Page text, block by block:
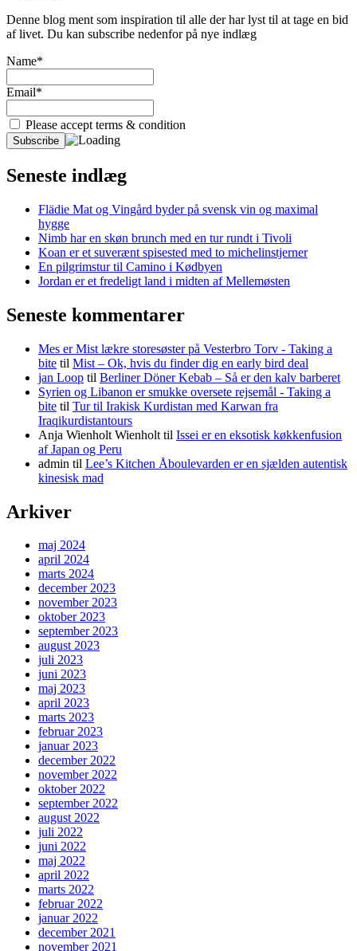
Denne blog ment som inspiration til alle der har lyst til at tage en bid
af livet. Du kan subscribe nedenfor på nye indlæg
Name*
Email*
Please accept terms & condition
Seneste indlæg
Flädie Mat og Vingård byder på svensk vin og maximal
hygge
Nimb har en skøn brunch med en tur rundt i Tivoli
Koan er et suverænt spisested med to michelinstjerner
En pilgrimstur til Camino i Kødbyen
Jordan er et fredeligt land i midten af Mellemøsten
Seneste kommentarer
Mes er Mist lækre storesøster på Vesterbro Torv - Taking a
bite til Mist – Ok, hvis du finder dig en early bird deal
jan Loop til Berliner Döner Kebab – Så er den kalv barberet
Syrien og Libanon er smukke oversete rejsemål - Taking a
bite til Tur til Irakisk Kurdistan med Karwan fra
Iraqikurdistantours
Anja Wienholt Wienholt til Issei er en eksotisk køkkenfusion
af Japan og Peru
admin til Lee’s Kitchen Åboulevarden er en sjælden autentisk
kinesisk mad
Arkiver
maj 2024
april 2024
marts 2024
december 2023
november 2023
oktober 2023
september 2023
august 2023
juli 2023
juni 2023
maj 2023
april 2023
marts 2023
februar 2023
januar 2023
december 2022
november 2022
oktober 2022
september 2022
august 2022
juli 2022
juni 2022
maj 2022
april 2022
marts 2022
februar 2022
januar 2022
december 2021
november 2021